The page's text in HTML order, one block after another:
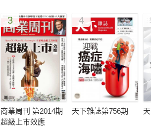
3
商業周刊 第2014期
超級上市效應
4
天下雜誌第756期